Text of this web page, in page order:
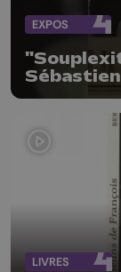
EXPOS
Souplex,
LIVRES